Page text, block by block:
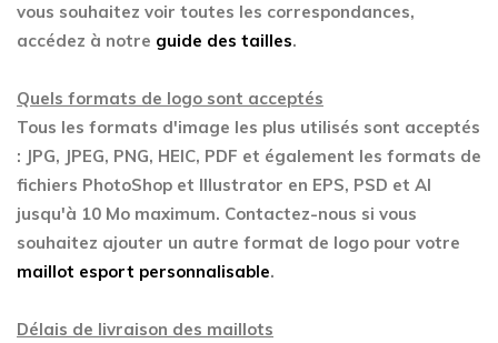
vous souhaitez voir toutes les correspondances,
accédez à notre guide des tailles.
Quels formats de logo sont acceptés
Tous les formats d'image les plus utilisés sont acceptés
: JPG, JPEG, PNG, HEIC, PDF et également les formats de
fichiers PhotoShop et Illustrator en EPS, PSD et AI
jusqu'à 10 Mo maximum. Contactez-nous si vous
souhaitez ajouter un autre format de logo pour votre
maillot esport personnalisable.
Délais de livraison des maillots